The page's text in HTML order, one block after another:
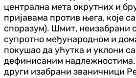
централна мета окрутних и
пријавама против њега, које
споразум). Шмит, неизабрани
супротно међународном и
покушао да ућутка и уклони
дефинисаним надлежностима.
други изабрани званичници